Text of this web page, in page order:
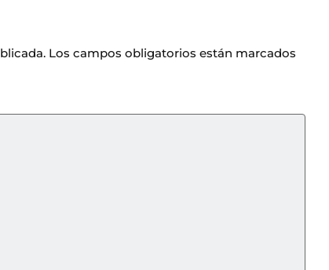
Los campos obligatorios están marcados